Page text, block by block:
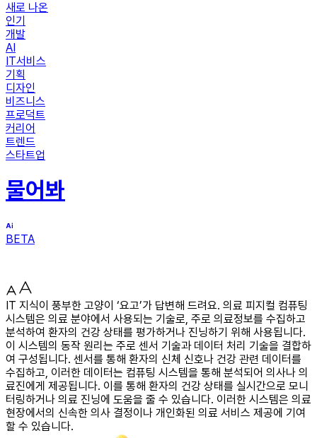
새로 나온
인기
개발
AI
IT서비스
기획
디자인
비즈니스
프로덕트
커리어
트렌드
스타트업
물어봐
BETA
IT 지식이 풍부한 고양이 ‘요고’가 답변해 드려요. 의료 피지컬 컴퓨팅
시스템은 의료 분야에서 사용되는 기술로, 주로 의료정보를 수집하고
분석하여 환자의 건강 상태를 평가하거나 진닝하기 위해 사용됩니다.
이 시스템의 동작 원리는 주로 센서 기술과 데이터 처리 기술을 결합하
여 구성됩니다. 센서를 통해 환자의 신체 신호나 건강 관련 데이터를
수집하고, 이러한 데이터는 컴퓨팅 시스템을 통해 분석되어 의사나 의
료진에게 제공됩니다. 이를 통해 환자의 건강 상태를 실시간으로 모니
터링하거나 의료 진닝에 도움을 줄 수 있습니다. 이러한 시스템은 의료
현장에서의 신속한 의사 결정이나 개인화된 의료 서비스 제공에 기여
할 수 있습니다.